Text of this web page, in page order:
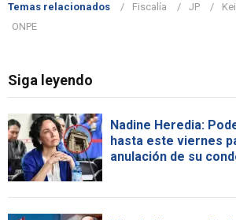
Temas relacionados Fiscalía JP
ONPE
Siga leyendo
Nadine Heredia:
hasta este viernes
anulación de su